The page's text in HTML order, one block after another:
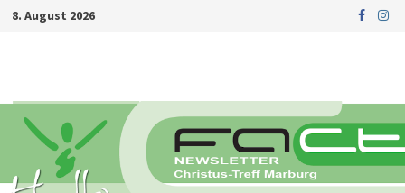
Zurück
8. August 2026